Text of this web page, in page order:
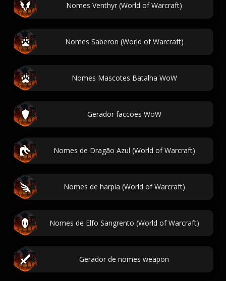
Nomes Venthyr (World of Warcraft)
Nomes Saberon (World of Warcraft)
Nomes Mascotes Batalha WoW
Gerador faccoes WoW
Nomes de Dragão Azul (World of Warcraft)
Nomes de harpia (World of Warcraft)
Nomes de Elfo Sangrento (World of Warcraft)
Gerador de nomes weapon